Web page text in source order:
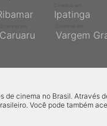
Ipatinga
Caruaru Vargem
de cinema no Brasil. Através
Você pode também